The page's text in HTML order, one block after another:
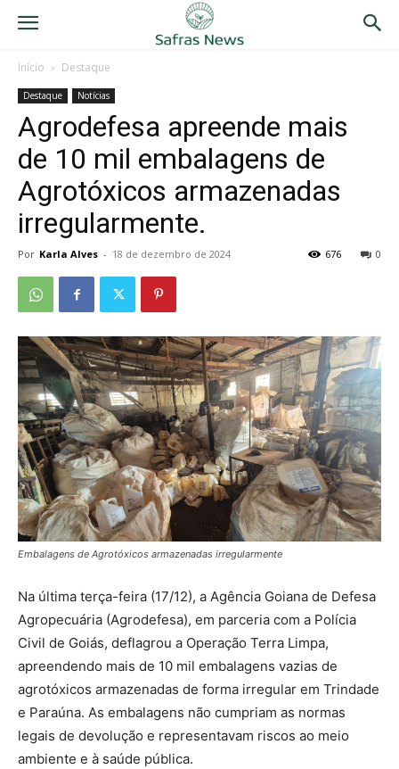
Início Destaque
Destaque Notícias
Agrodefesa apreende mais
de 10 mil embalagens de
Agrotóxicos armazenadas
irregularmente.
Por Karla Alves - 18 de dezembro de 2024 0
676
Embalagens de Agrotóxicos armazenadas irregularmente
Na última terça-feira (17/12), a Agência Goiana de Defesa
Agropecuária (Agrodefesa), em parceria com a Polícia
Civil de Goiás, deflagrou a Operação Terra Limpa,
apreendendo mais de 10 mil embalagens vazias de
agrotóxicos armazenadas de forma irregular em Trindade
e Paraúna. As embalagens não cumpriam as normas
legais de devolução e representavam riscos ao meio
ambiente e à saúde pública.